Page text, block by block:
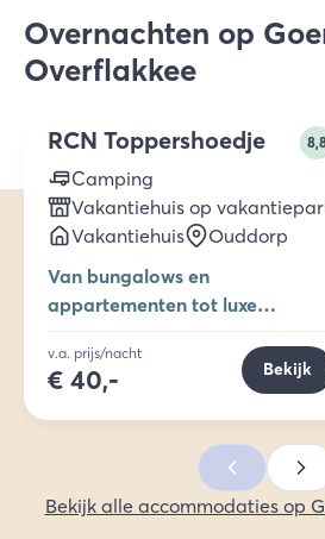
Overnachten op
Overflakkee
RCN Toppershoedje
Camping
Vakantiehuis op
Vakantiehuis
Ouddorp
Van bungalows en
appartementen tot luxe
v.a. prijs/nacht
€ 40,- Bekijk
Bekijk alle accommodaties op